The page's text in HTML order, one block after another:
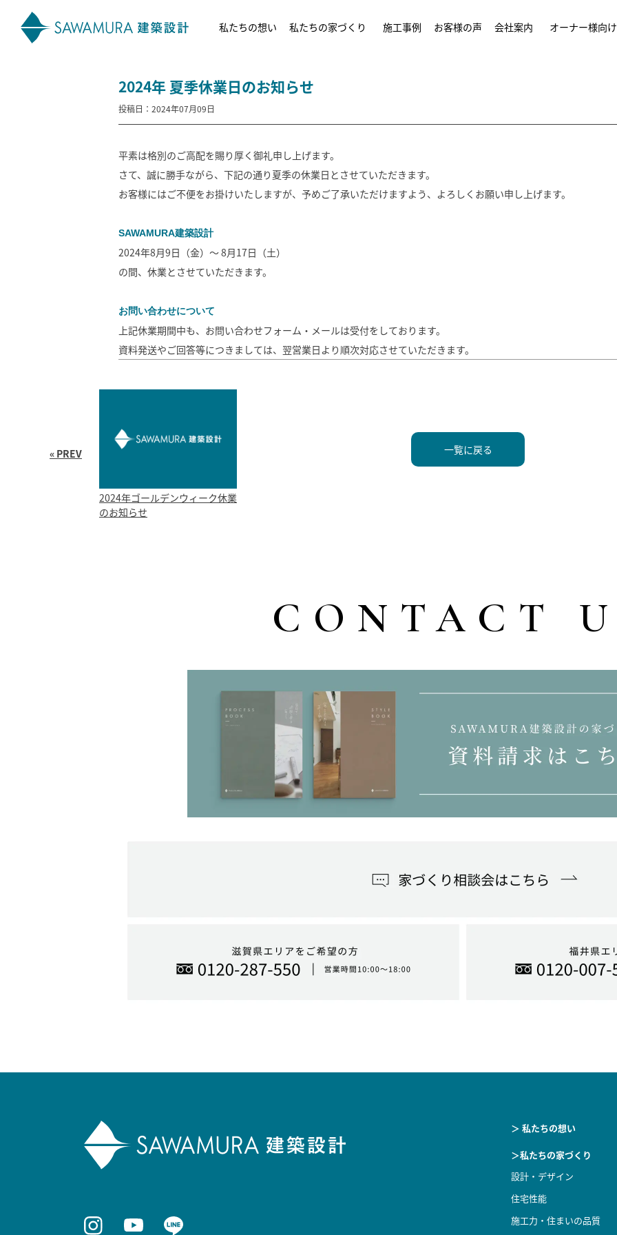
私たちの想い 私たちの家づくり 施工事例 お客様の声 会社案内 オーナー様向け
2024年 夏季休業日のお知らせ
投稿日：2024年07月09日
平素は格別のご高配を賜り厚く御礼申し上げます。
さて、誠に勝手ながら、下記の通り夏季の休業日とさせていただきます。
お客様にはご不便をお掛けいたしますが、予めご了承いただけますよう、よろしくお願い申し上げます。
SAWAMURA建築設計
2024年8月9日（金）～ 8月17日（土）
の間、休業とさせていただきます。
お問い合わせについて
上記休業期間中も、お問い合わせフォーム・メールは受付をしております。
資料発送やご回答等につきましては、翌営業日より順次対応させていただきます。
« PREV
2024年ゴールデンウィーク休業
のお知らせ
一覧に戻る
CONTACT
＞ 私たちの想い
＞私たちの家づくり
設計・デザイン
住宅性能
施工力・住まいの品質